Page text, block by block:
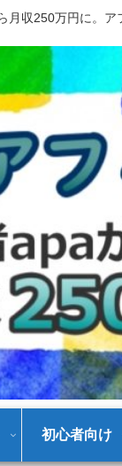
収250万円に。
初心者向け